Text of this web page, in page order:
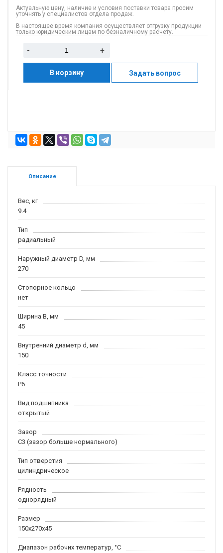
Актуальную цену, наличие и условия поставки товара просим
уточнять у специалистов отдела продаж.
В настоящее время компания осуществляет отгрузку продукции
только юридическим лицам по безналичному расчету.
- +
В корзину Задать вопрос
Описание
Вес, кг
9.4
Тип
радиальный
Наружный диаметр D, мм
270
Стопорное кольцо
нет
Ширина B, мм
45
Внутренний диаметр d, мм
150
Класс точности
P6
Вид подшипника
открытый
Зазор
C3 (зазор больше нормального)
Тип отверстия
цилиндрическое
Рядность
однорядный
Размер
150x270x45
Диапазон рабочих температур, °C